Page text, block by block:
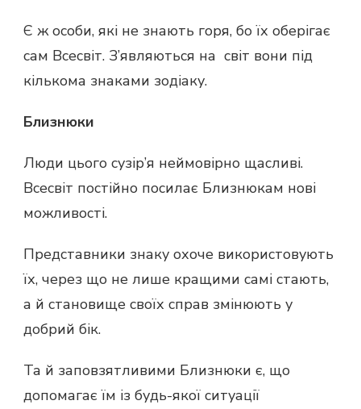
Є ж особи, які не знають горя, бо їх оберігає
сам Всесвіт. З’являються на світ вони під
кількома знаками зодіаку.
Близнюки
Люди цього сузір’я неймовірно щасливі.
Всесвіт постійно посилає Близнюкам нові
можливості.
Представники знаку охоче використовують
їх, через що не лише кращими самі стають,
а й становище своїх справ змінюють у
добрий бік.
Та й заповзятливими Близнюки є, що
допомагає їм із будь-якої ситуації